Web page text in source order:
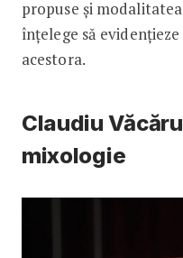
propuse și
înțelege să
acestora.
Claudiu
mixologie